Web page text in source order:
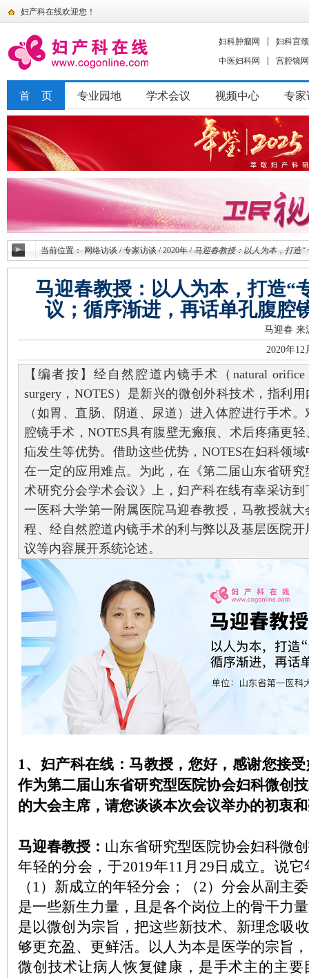
妇产科在线欢迎您！
妇科肿瘤网
妇科宫
中医妇科网
宫腔镜网
首 页 专业园地 学术会议 视频中心 专家
当前位置：网络访谈 / 专家访谈 / 2020年 / 马迎春教授：以人为本，打造
马迎春教授：以人为本，打造“
议；循序渐进，再话单孔腹腔
马迎春 来
2020年12
【编者按】经自然腔道内镜手术（natural orifice
surgery，NOTES）是新兴的微创外科技术，指利
（如胃、直肠、阴道、尿道）进入体腔进行手术
腔镜手术，NOTES具有腹壁无瘢痕、术后疼痛更
疝发生等优势。借助这些优势，NOTES在妇科领
在一定的应用难点。为此，在《第二届山东省研
术研究分会学术会议》上，妇产科在线有幸采访
一医科大学第一附属医院马迎春教授，马教授就
程、经自然腔道内镜手术的利与弊以及基层医院
议等内容展开系统论述。
1、妇产科在线：马教授，您好，感谢您接
作为第二届山东省研究型医院协会妇科微创
的大会主席，请您谈谈本次会议举办的初衷
马迎春教授： 山东省研究型医院协会妇科微
年轻的分会，于2019年11月29日成立。说
（1）新成立的年轻分会；（2）分会从副主
是一些新生力量，且是各个岗位上的骨干力
是以微创为宗旨，把这些新技术、新理念吸
够更充盈、更鲜活。以人为本是医学的宗旨
微创技术让病人恢复健康，是手术主的主